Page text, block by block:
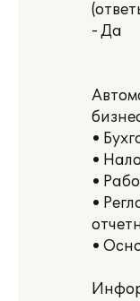
- Да
•
•
•
•
•